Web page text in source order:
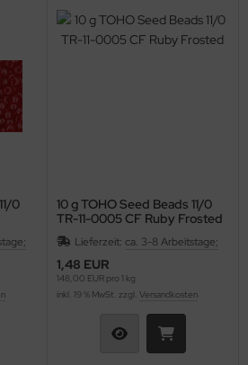
0
10 g TOHO Seed Beads 11/0
TR-11-0005 CF Ruby Frosted
Lieferzeit: ca. 3-8 Arbeitstage;
1,48 EUR
148,00 EUR pro 1 kg
inkl. 19 % MwSt. zzgl. Versandkosten